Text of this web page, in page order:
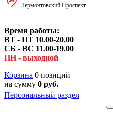
Лермонтовский Проспект
Время работы:
ВТ - ПТ 10.00-20.00
СБ - ВС 11.00-19.00
ПН - выходной
Корзина 0 позиций
на сумму 0 руб.
Персональный раздел